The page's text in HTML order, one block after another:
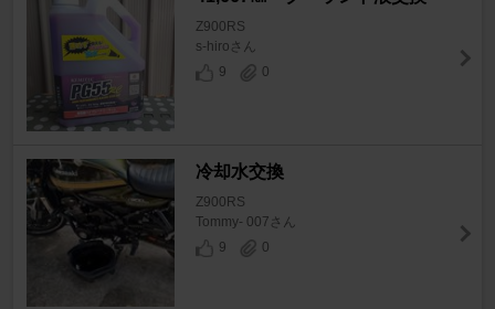
Z900RS
s-hiroさん
9
0
冷却水交換
Z900RS
Tommy- 007さん
9
0